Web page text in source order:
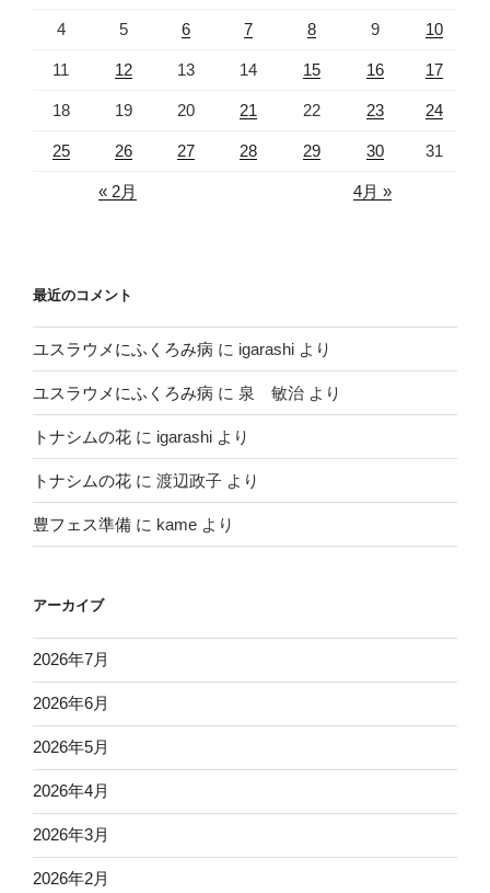
4 5 6 7 8 9 10
11 12 13 14 15 16 17
18 19 20 21 22 23 24
25 26 27 28 29 30 31
« 2月 4月 »
最近のコメント
ユスラウメにふくろみ病 に igarashi より
ユスラウメにふくろみ病 に 泉 敏治 より
トナシムの花 に igarashi より
トナシムの花 に 渡辺政子 より
豊フェス準備 に kame より
アーカイブ
2026年7月
2026年6月
2026年5月
2026年4月
2026年3月
2026年2月